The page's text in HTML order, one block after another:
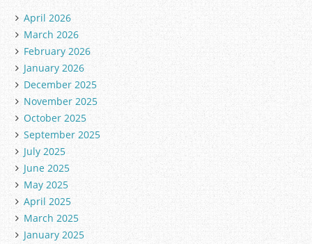
g
o
r
i
e
s
April 2026
March 2026
February 2026
January 2026
December 2025
November 2025
October 2025
September 2025
July 2025
June 2025
May 2025
April 2025
March 2025
January 2025